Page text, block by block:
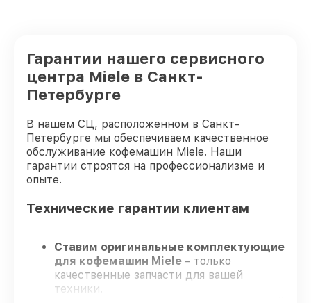
Гарантии нашего сервисного
центра Miele в Санкт-
Петербурге
В нашем СЦ, расположенном в Санкт-
Петербурге мы обеспечиваем качественное
обслуживание кофемашин Miele. Наши
гарантии строятся на профессионализме и
опыте.
Технические гарантии клиентам
Ставим оригинальные комплектующие
для кофемашин Miele – только
качественные запчасти для вашей
техники.